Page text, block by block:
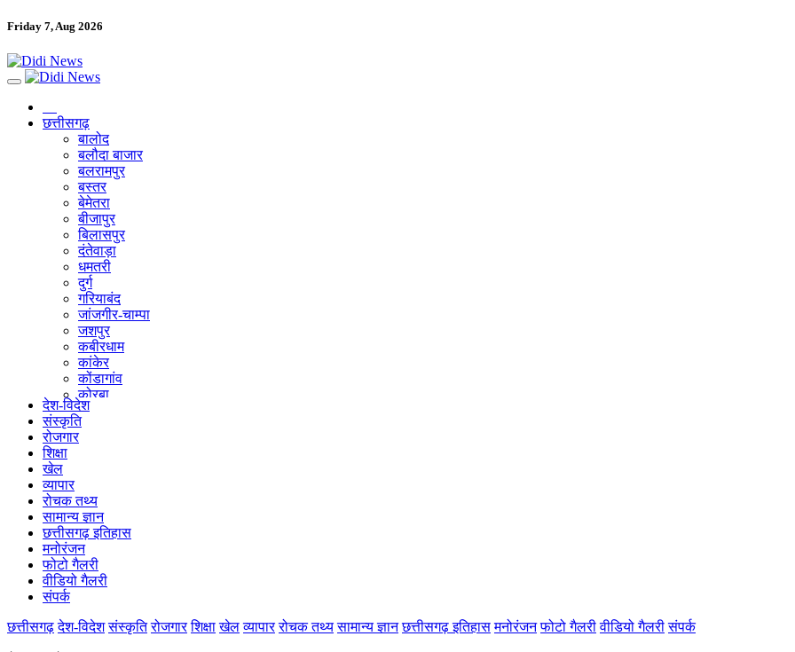
Friday 7, Aug 2026
छत्तीसगढ़
बालोद
बलौदा बाजार
बलरामपुर
बस्तर
बेमेतरा
बीजापुर
बिलासपुर
दंतेवाड़ा
धमतरी
दुर्ग
गरियाबंद
जांजगीर-चाम्पा
जशपुर
कबीरधाम
कांकेर
कोंडागांव
कोरबा
कोरिया
महासमुंद
मुंगेली
राजनांदगांव
सुकमा
सूरजपुर
सरगुजा
गौरेला पेंड्रा मरवाही
खैरागढ़-छुईखदान-गंडई
सारंगढ़-बिलाईगढ़
मनेन्द्रगढ़ – चिरिमिरी – भरतपुर
देश-विदेश
संस्कृति
रोजगार
शिक्षा
खेल
व्यापार
रोचक तथ्य
सामान्य ज्ञान
छत्तीसगढ़ इतिहास
मनोरंजन
फोटो गैलरी
वीडियो गैलरी
संपर्क
छत्तीसगढ़ देश-विदेश संस्कृति रोजगार शिक्षा खेल व्यापार रोचक तथ्य सामान्य ज्ञान छत्तीसगढ़ इतिहास मनोरंजन फोटो गैलरी वीडियो गैलरी संपर्क